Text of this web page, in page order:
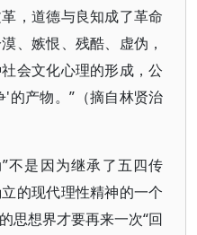
，道德与良知成了革命
、嫉恨、残酷、虚伪，
会文化心理的形成，公
的产物。”（摘自林贤治
不是因为继承了五四传
的现代理性精神的一个
思想界才要再来一次“回